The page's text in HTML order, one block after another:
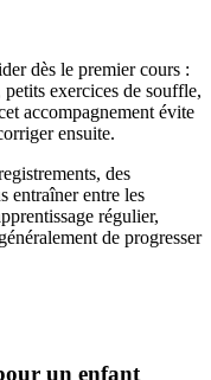
dès le premier cours :
exercices de souffle,
accompagnement évite
ensuite.
des
entraîner entre les
régulier,
de progresser
un enfant